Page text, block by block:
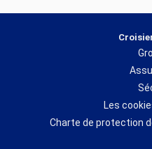
Les
Charte de protection